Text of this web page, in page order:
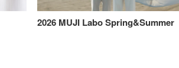
2026 MUJI Labo Spring&Summer